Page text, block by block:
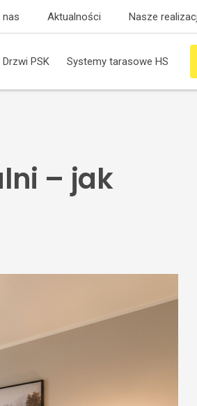
nas Aktualności Nasze
Drzwi PSK Systemy tarasowe HS
– jak